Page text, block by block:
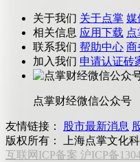
关于我们 关于点掌 媒
相关信息 应用下载
联系我们 帮助中心 商
加入我们 申请认证砖
点掌财经微信公众号
友情链接： 股市最新消息
版权所有：
上海点掌文化
互联网ICP备案 沪ICP备